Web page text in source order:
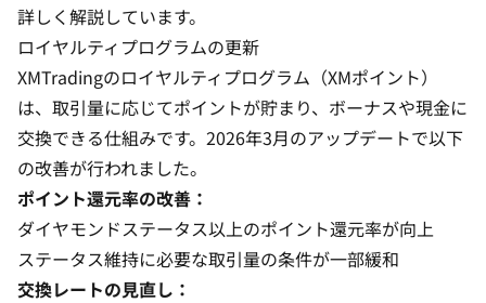
詳しく解説しています。
ロイヤルティプログラムの更新
XMTradingのロイヤルティプログラム（XMポイント）
は、取引量に応じてポイントが貯まり、ボーナスや現金に
交換できる仕組みです。2026年3月のアップデートで以下
の改善が行われました。
ポイント還元率の改善：
ダイヤモンドステータス以上のポイント還元率が向上
ステータス維持に必要な取引量の条件が一部緩和
交換レートの見直し：